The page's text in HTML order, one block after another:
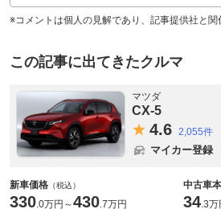
※コメントは個人の見解であり、記事提供社と関
この記事に出てきたクルマ
マツダ
CX-5
4.6 2,055件
マイカー登録
新車価格 （税込）
330.0万円 ～430.7万円
中古車
34.3万